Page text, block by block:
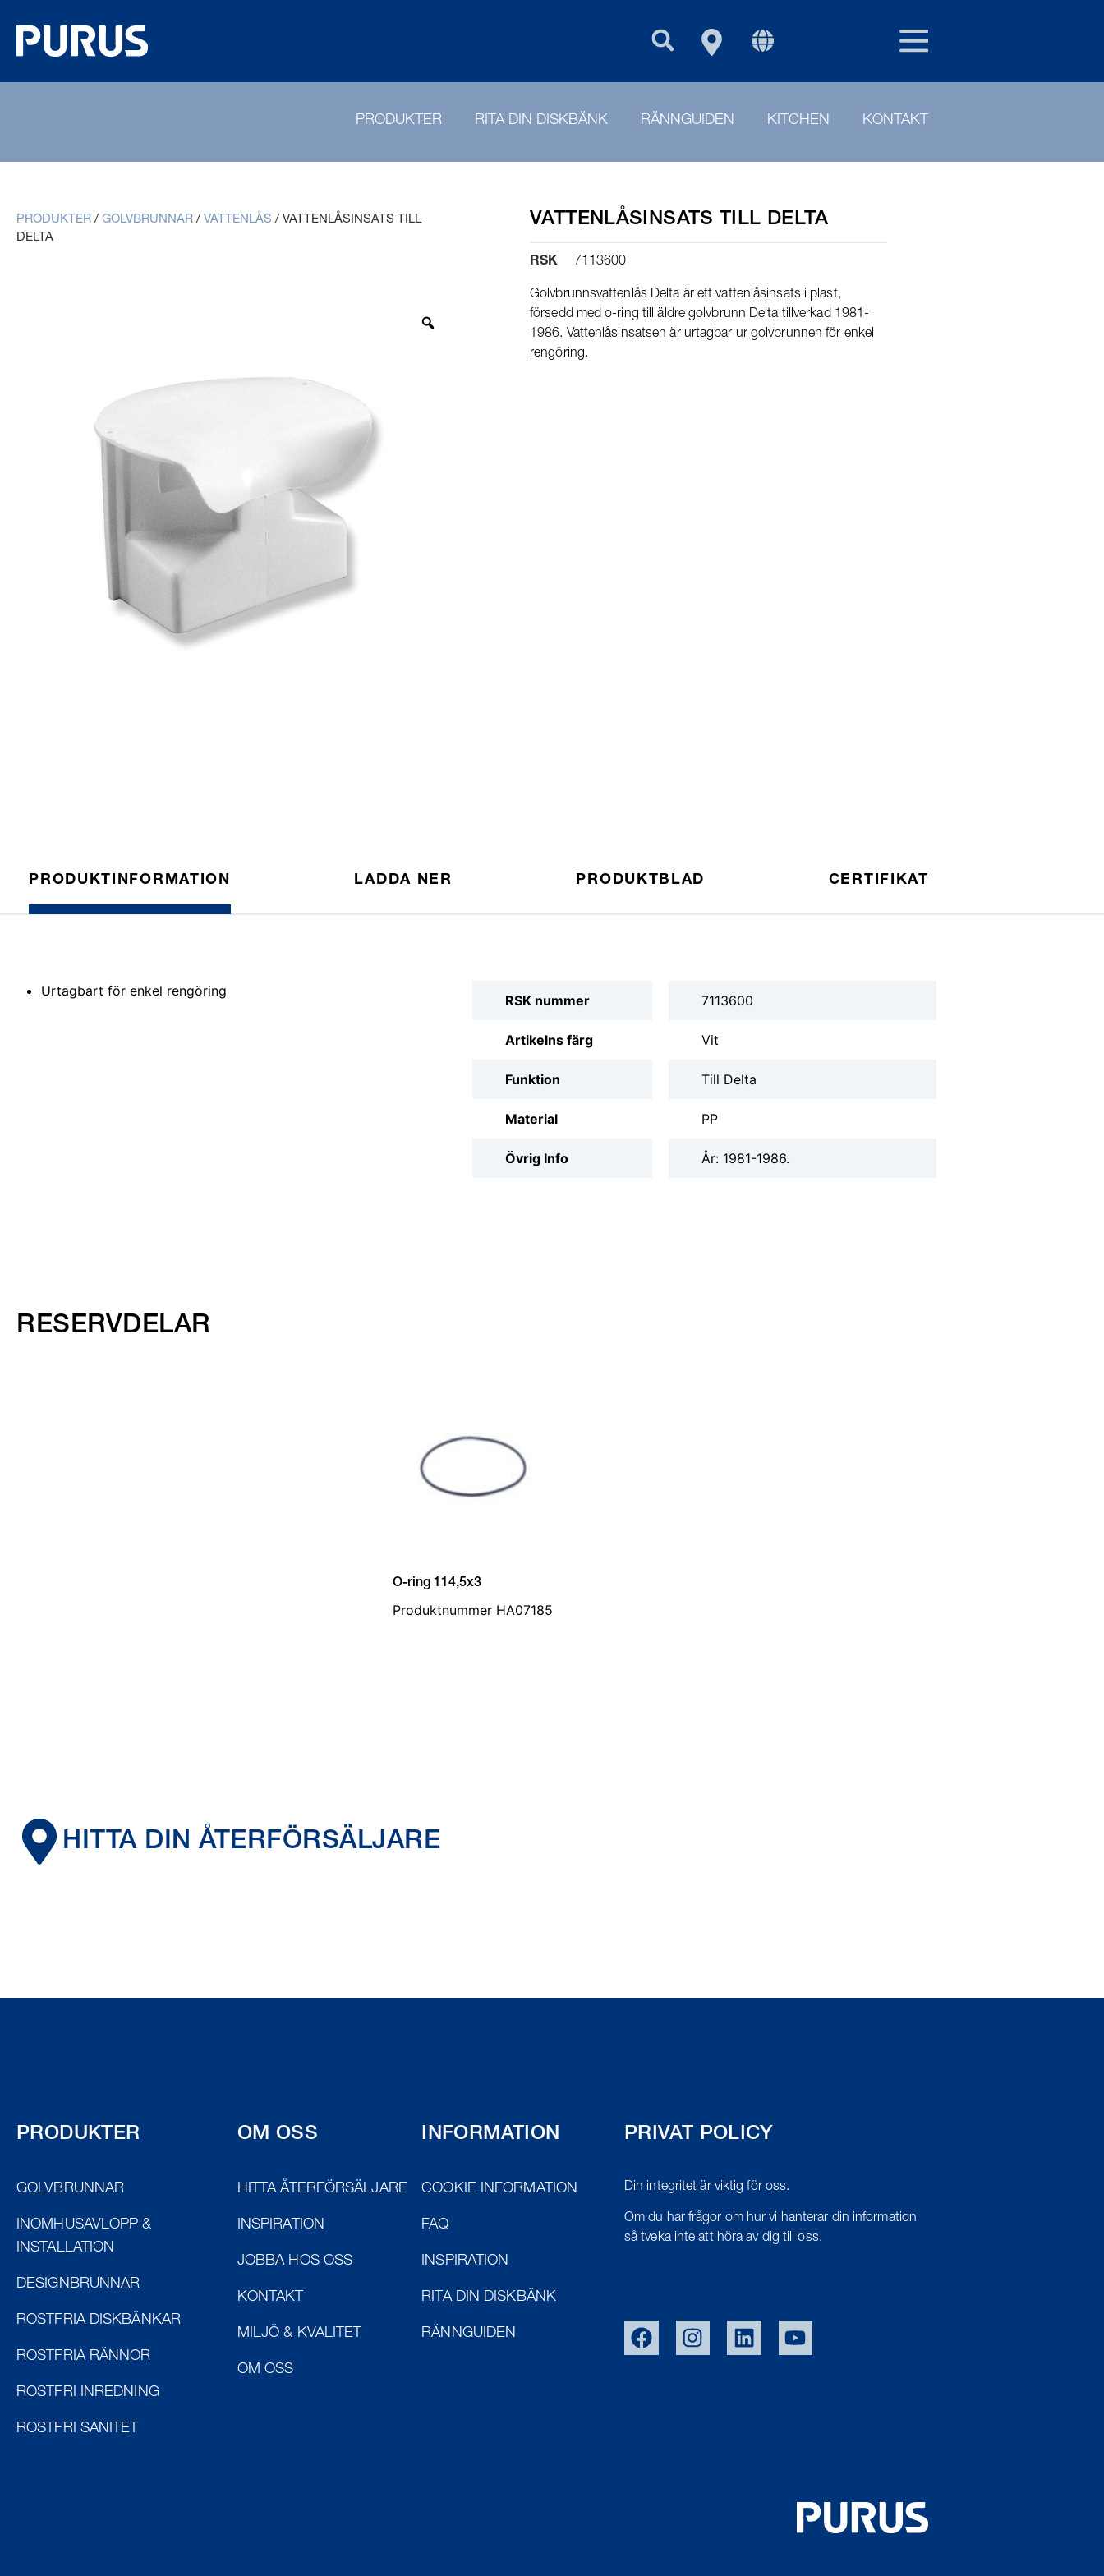
SWE
PURUS GROUP
PRODUKTER RITA DIN DISKBÄNK RÄNNGUIDEN KITCHEN KONTAKT
PRODUKTER / GOLVBRUNNAR / VATTENLÅS / VATTENLÅSINSATS TILL
DELTA
VATTENLÅSINSATS TILL DELTA
RSK 7113600
Golvbrunnsvattenlås Delta är ett vattenlåsinsats i plast,
försedd med o-ring till äldre golvbrunn Delta tillverkad 1981-
1986. Vattenlåsinsatsen är urtagbar ur golvbrunnen för enkel
rengöring.
PRODUKTINFORMATION LADDA NER PRODUKTBLAD CERTIFIKAT
Urtagbart för enkel rengöring
RSK nummer 7113600
Artikelns färg Vit
Funktion Till Delta
Material PP
Övrig Info År: 1981-1986.
RESERVDELAR
O-ring 114,5x3
Produktnummer HA07185
HITTA DIN ÅTERFÖRSÄLJARE
PRODUKTER
GOLVBRUNNAR
INOMHUSAVLOPP &
INSTALLATION
DESIGNBRUNNAR
ROSTFRIA DISKBÄNKAR
ROSTFRIA RÄNNOR
ROSTFRI INREDNING
ROSTFRI SANITET
OM OSS
HITTA ÅTERFÖRSÄLJARE
INSPIRATION
JOBBA HOS OSS
KONTAKT
MILJÖ & KVALITET
OM OSS
INFORMATION
COOKIE INFORMATION
FAQ
INSPIRATION
RITA DIN DISKBÄNK
RÄNNGUIDEN
PRIVAT POLICY
Din integritet är viktig för oss.
Om du har frågor om hur vi hanterar din information
så tveka inte att höra av dig till oss.